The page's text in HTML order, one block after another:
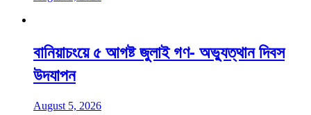
বানিয়াচংয়ে ৫ আগষ্ট জুলাই গণ- অভ্যুত্থান দিবস
উদযাপন
August 5, 2026